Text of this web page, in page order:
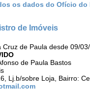
os dados do Ofício
de Imóveis
Cruz de Paula desde 09/
de Paula Bastos
Lj.b/sobre Loja, Bairro: